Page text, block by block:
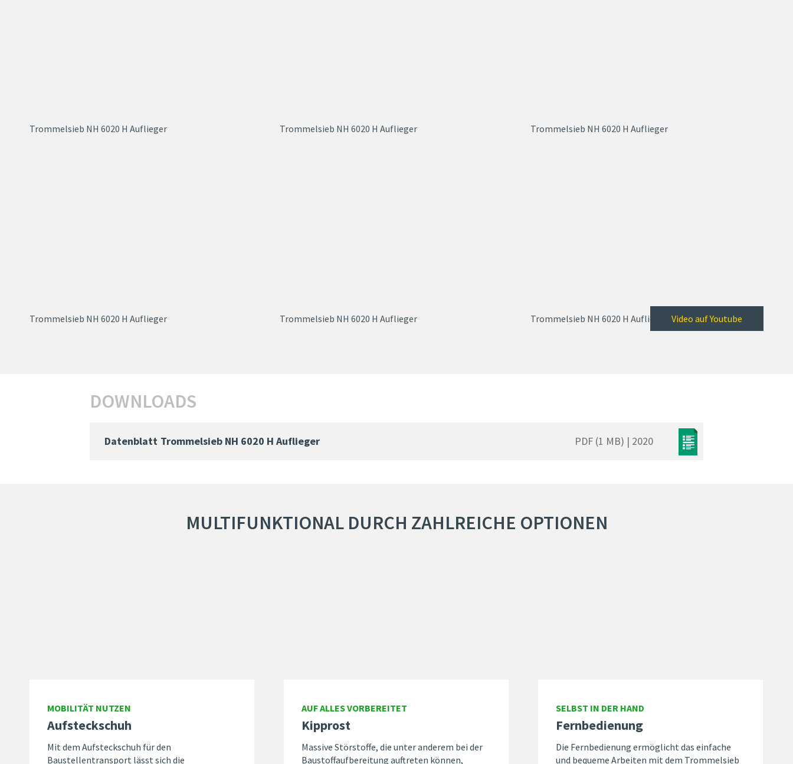
Trommelsieb NH 6020 H Auflieger Trommelsieb NH 6020 H Auflieger Trommelsieb NH 6020 H Auflieger
Trommelsieb NH 6020 H Auflieger Trommelsieb NH 6020 H Auflieger Trommelsieb NH 6020 H Auflieger Video auf Youtube
DOWNLOADS
Datenblatt Trommelsieb NH 6020 H Auflieger PDF (1 MB) | 2020
MULTIFUNKTIONAL DURCH ZAHLREICHE OPTIONEN
MOBILITÄT NUTZEN
Aufsteckschuh
Mit dem Aufsteckschuh für den
Baustellentransport lässt sich die
AUF ALLES VORBEREITET
Kipprost
Massive Störstoffe, die unter anderem bei der
Baustoffaufbereitung auftreten können,
SELBST IN DER HAND
Fernbedienung
Die Fernbedienung ermöglicht das einfache
und bequeme Arbeiten mit dem Trommelsieb